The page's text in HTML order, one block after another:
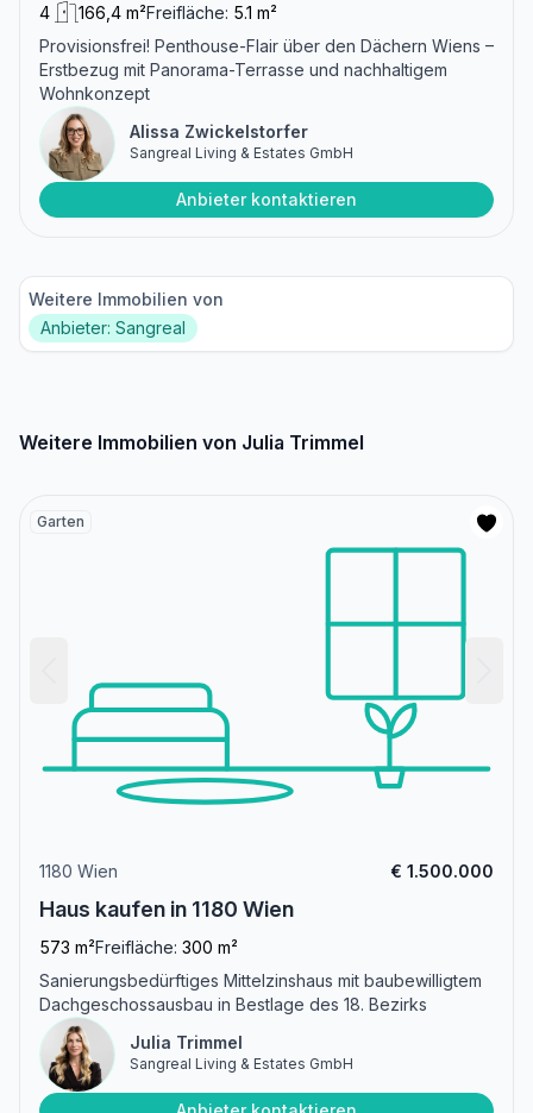
4 166,4 m²Freifläche: 5.1 m²
Provisionsfrei! Penthouse-Flair über den Dächern Wiens –
Erstbezug mit Panorama-Terrasse und nachhaltigem
Wohnkonzept
Alissa Zwickelstorfer
Sangreal Living & Estates GmbH
Anbieter kontaktieren
Weitere Immobilien von
Anbieter: Sangreal
Weitere Immobilien von Julia Trimmel
Garten
1180 Wien € 1.500.000
Haus kaufen in 1180 Wien
573 m²Freifläche: 300 m²
Sanierungsbedürftiges Mittelzinshaus mit baubewilligtem
Dachgeschossausbau in Bestlage des 18. Bezirks
Julia Trimmel
Sangreal Living & Estates GmbH